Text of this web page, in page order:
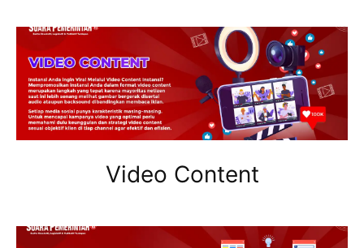
Video Content